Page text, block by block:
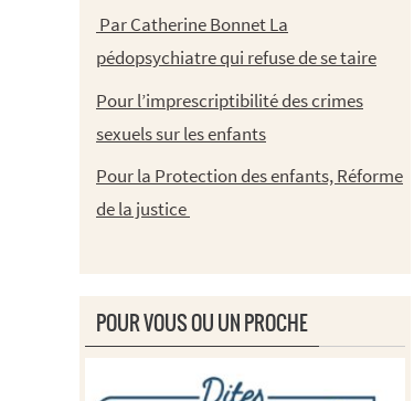
Par Catherine Bonnet La
pédopsychiatre qui refuse de se taire
Pour l’imprescriptibilité des crimes
sexuels sur les enfants
Pour la Protection des enfants, Réforme
de la justice
POUR VOUS OU UN PROCHE